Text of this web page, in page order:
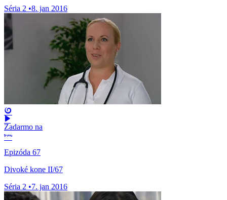
Séria 2 •8. jan 2016
Zadarmo na
Epizóda 67
Divoké kone II/67
Séria 2 •7. jan 2016